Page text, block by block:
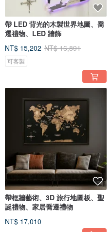
帶 LED 背光的木製世界地圖、喬
遷禮物、LED 牆飾
NT$ 15,202 NT$ 16,891
可客製
帶框牆藝術、3D 旅行地圖板、聖
誕禮物、家居喬遷禮物
NT$ 17,010